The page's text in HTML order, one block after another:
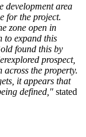
development area
for the project.
zone open in
to expand this
found this by
prospect,
the property.
it appears that
defined," stated